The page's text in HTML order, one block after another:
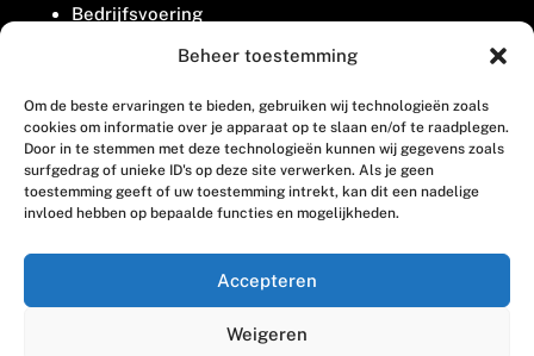
Beheer toestemming
Om de beste ervaringen te bieden, gebruiken wij technologieën zoals
cookies om informatie over je apparaat op te slaan en/of te raadplegen.
Door in te stemmen met deze technologieën kunnen wij gegevens zoals
surfgedrag of unieke ID's op deze site verwerken. Als je geen
toestemming geeft of uw toestemming intrekt, kan dit een nadelige
invloed hebben op bepaalde functies en mogelijkheden.
Accepteren
Weigeren
Bedrijfsvoering
Belangenbehartiging
Contact
Houttuinlaan 8
3447 GM Woerden